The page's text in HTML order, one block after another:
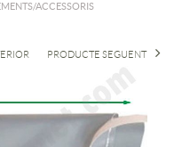
ACCESSORIS
PRODUCTE SEGUENT